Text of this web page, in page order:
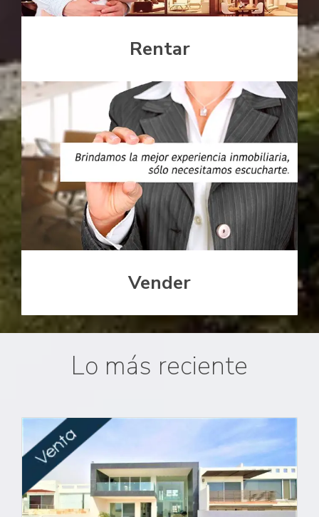
Rentar
Vender
Lo más reciente